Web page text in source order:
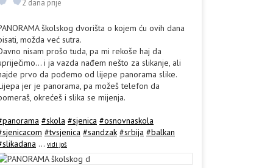
2 dana prije
školskog dvorišta o kojem ću ovih dana
možda već sutra.
nisam prošo tuda, pa mi rekoše haj da
i ja vazda nađem nešto za slikanje, ali
prvo da pođemo od lijepe panorama slike.
jer je panorama, pa možeš telefon da
okrećeš i slika se mijenja.
#skola #sjenica #osnovnaskola
#tvsjenica #sandzak #srbija #balkan
... vidi još